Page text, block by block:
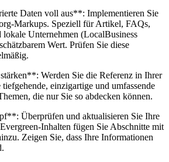
Daten voll aus**: Implementieren Sie
Markups. Speziell für Artikel, FAQs,
Unternehmen (LocalBusiness
Wert. Prüfen Sie diese
Werden Sie die Referenz in Ihrer
einzigartige und umfassende
die nur Sie so abdecken können.
Überprüfen und aktualisieren Sie Ihre
Inhalten fügen Sie Abschnitte mit
Zeigen Sie, dass Ihre Informationen